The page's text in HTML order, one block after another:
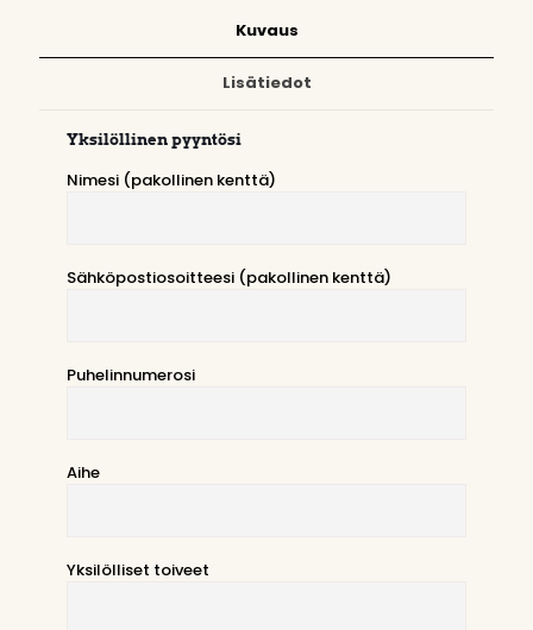
Kuvaus
Lisätiedot
Yksilöllinen pyyntösi
Nimesi (pakollinen kenttä)
Sähköpostiosoitteesi (pakollinen kenttä)
Puhelinnumerosi
Aihe
Yksilölliset toiveet